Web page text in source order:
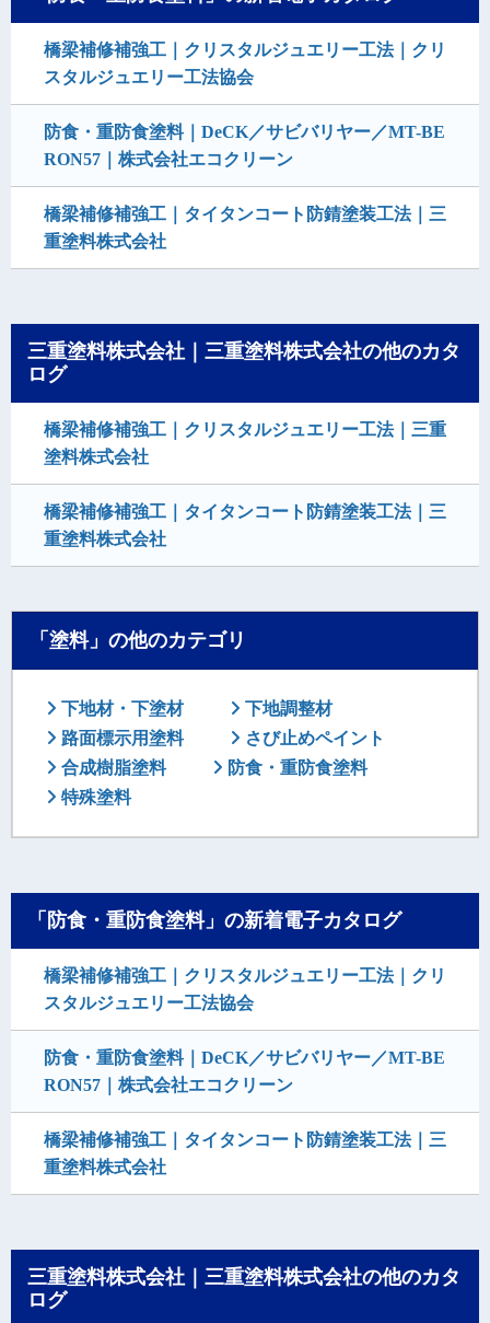
橋梁補修補強工｜クリスタルジュエリー工法｜クリ
スタルジュエリー工法協会
防食・重防食塗料｜DeCK／サビバリヤー／MT-BE
RON57｜株式会社エコクリーン
橋梁補修補強工｜タイタンコート防錆塗装工法｜三
重塗料株式会社
三重塗料株式会社｜三重塗料株式会社の他のカタ
ログ
橋梁補修補強工｜クリスタルジュエリー工法｜三重
塗料株式会社
橋梁補修補強工｜タイタンコート防錆塗装工法｜三
重塗料株式会社
「塗料」の他のカテゴリ
下地材・下塗材
下地調整材
路面標示用塗料
さび止めペイント
合成樹脂塗料
防食・重防食塗料
特殊塗料
「防食・重防食塗料」の新着電子カタログ
橋梁補修補強工｜クリスタルジュエリー工法｜クリ
スタルジュエリー工法協会
防食・重防食塗料｜DeCK／サビバリヤー／MT-BE
RON57｜株式会社エコクリーン
橋梁補修補強工｜タイタンコート防錆塗装工法｜三
重塗料株式会社
三重塗料株式会社｜三重塗料株式会社の他のカタ
ログ